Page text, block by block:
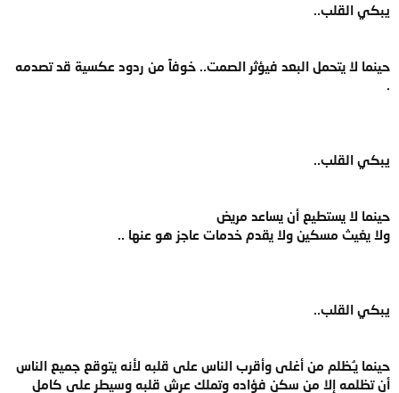
يبكي القلب..
حينما لا يتحمل البعد فيؤثر الصمت.. خوفاً من ردود عكسية قد تصدمه
يبكي القلب..
حينما لا يستطيع أن يساعد مريض
ولا يغيث مسكين ولا يقدم خدمات عاجز هو عنها ..
يبكي القلب..
حينما يـُظلم من أغلى وأقرب الناس على قلبه لأنه يتوقع جميع الناس
أن تظلمه إلا من سكن فؤاده وتملك عرش قلبه وسيطر على كامل